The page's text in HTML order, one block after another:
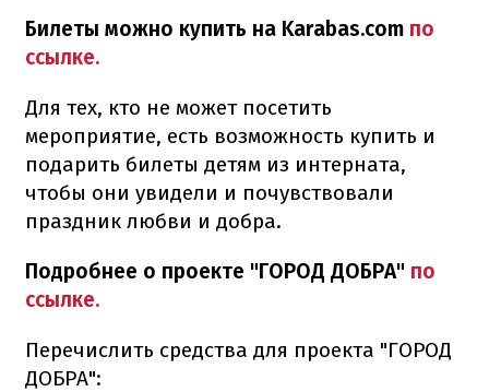
Билеты можно купить на Karabas.com по
ссылке.
Для тех, кто не может посетить
мероприятие, есть возможность купить и
подарить билеты детям из интерната,
чтобы они увидели и почувствовали
праздник любви и добра.
Подробнее о проекте "ГОРОД ДОБРА" по
ссылке.
Перечислить средства для проекта "ГОРОД
ДОБРА":